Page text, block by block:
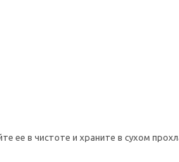
ее в чистоте и храните в сухом